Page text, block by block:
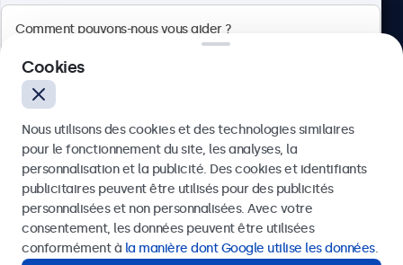
4.8/5 noté par 5000+ entreprises
Français
Envoyer
Ou appelez-nous au01 79 97 48 02
Cookies
Nous utilisons des cookies et des technologies similaires
pour le fonctionnement du site, les analyses, la
personnalisation et la publicité. Des cookies et identifiants
publicitaires peuvent être utilisés pour des publicités
personnalisées et non personnalisées. Avec votre
consentement, les données peuvent être utilisées
conformément à la manière dont Google utilise les données.